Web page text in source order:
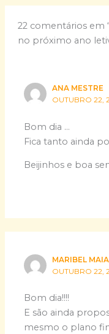
22 comentários em
no próximo ano
ANA MESTRE
OUTUBRO 22,
Bom dia …
Fica tanto ainda
Beijinhos e boa
MARIBEL MAIA
OUTUBRO 22,
Bom dia!!!!
E são ainda
mesmo o plano